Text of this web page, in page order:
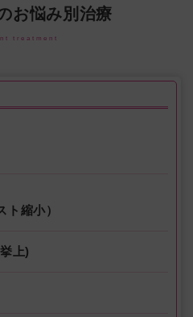
お悩み別治療
treatment
ト縮小）
上)